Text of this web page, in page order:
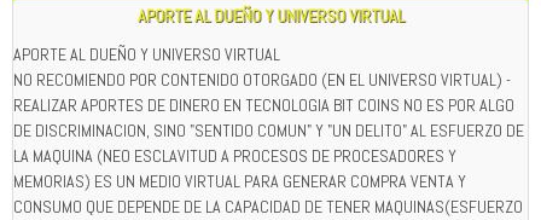
APORTE AL DUEÑO Y UNIVERSO VIRTUAL
APORTE AL DUEÑO Y UNIVERSO VIRTUAL
NO RECOMIENDO POR CONTENIDO OTORGADO (EN EL UNIVERSO VIRTUAL) -
REALIZAR APORTES DE DINERO EN TECNOLOGIA BIT COINS NO ES POR ALGO
DE DISCRIMINACION, SINO "SENTIDO COMUN" Y "UN DELITO" AL ESFUERZO DE
LA MAQUINA (NEO ESCLAVITUD A PROCESOS DE PROCESADORES Y
MEMORIAS) ES UN MEDIO VIRTUAL PARA GENERAR COMPRA VENTA Y
CONSUMO QUE DEPENDE DE LA CAPACIDAD DE TENER MAQUINAS(ESFUERZO